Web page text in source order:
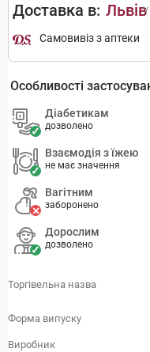
Доставка в: Львів
Самовивіз з аптеки
Особливості
Діабетикам
дозволено
Взаємодія з їжею
не має значення
Вагітним
заборонено
Дорослим
дозволено
Торгівельна назва
Форма випуску
Виробник